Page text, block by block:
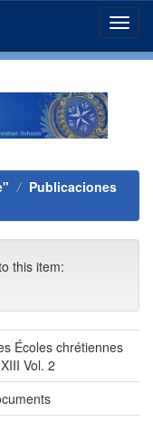
Publicaciones
this item:
Écoles chrétiennes
Vol. 2